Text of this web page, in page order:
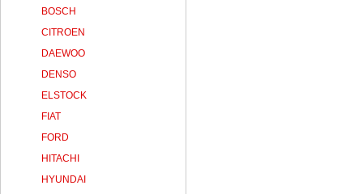
BOSCH
CITROEN
DAEWOO
DENSO
ELSTOCK
FIAT
FORD
HITACHI
HYUNDAI